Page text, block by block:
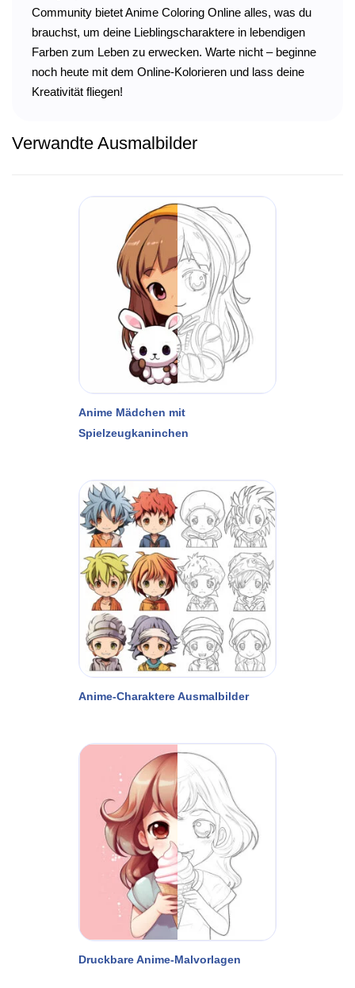
Community bietet Anime Coloring Online alles, was du
brauchst, um deine Lieblingscharaktere in lebendigen
Farben zum Leben zu erwecken. Warte nicht – beginne
noch heute mit dem Online-Kolorieren und lass deine
Kreativität fliegen!
Verwandte Ausmalbilder
Anime Mädchen mit
Spielzeugkaninchen
Anime-Charaktere Ausmalbilder
Druckbare Anime-Malvorlagen